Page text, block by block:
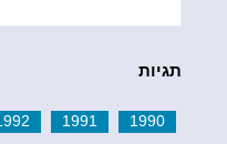
תגיות
1990
1991